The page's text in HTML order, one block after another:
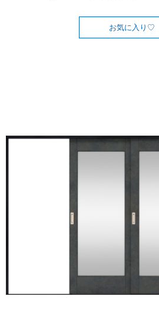
お気に入り